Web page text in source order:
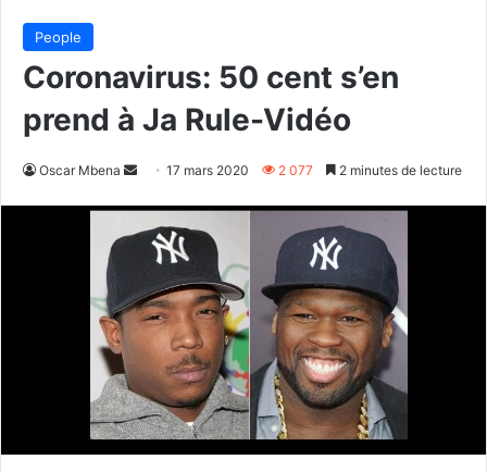
People
Coronavirus: 50 cent s’en
prend à Ja Rule-Vidéo
Oscar Mbena
Envoyer17 mars 2020 2 077 2 minutes de lecture